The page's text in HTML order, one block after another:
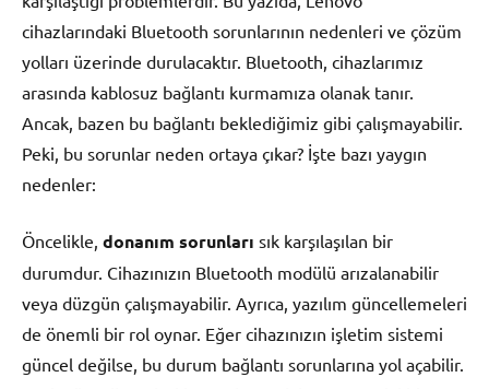
cihazlarındaki Bluetooth sorunlarının nedenleri ve çözüm
yolları üzerinde durulacaktır. Bluetooth, cihazlarımız
arasında kablosuz bağlantı kurmamıza olanak tanır.
Ancak, bazen bu bağlantı beklediğimiz gibi çalışmayabilir.
Peki, bu sorunlar neden ortaya çıkar? İşte bazı yaygın
nedenler:
Öncelikle, donanım sorunları sık karşılaşılan bir
durumdur. Cihazınızın Bluetooth modülü arızalanabilir
veya düzgün çalışmayabilir. Ayrıca, yazılım güncellemeleri
de önemli bir rol oynar. Eğer cihazınızın işletim sistemi
güncel değilse, bu durum bağlantı sorunlarına yol açabilir.